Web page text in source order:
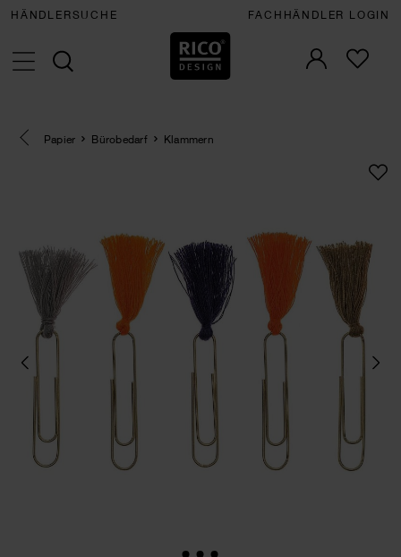
HÄNDLERSUCHE FACHHÄNDLER LOGIN
Eine Kategorie zurück navigieren
Papier Bürobedarf Klammern